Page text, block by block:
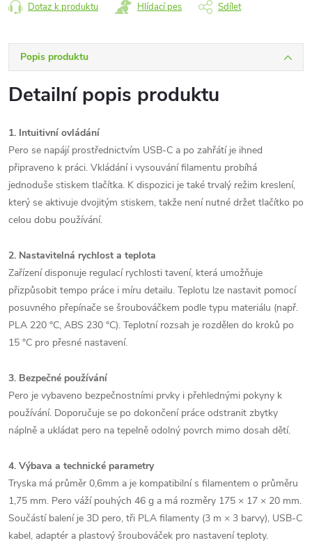
Dotaz k produktu Hlídací pes Sdílet
Popis produktu
Detailní popis produktu
1. Intuitivní ovládání
Pero se napájí prostřednictvím USB-C a po zahřátí je ihned
připraveno k práci. Vkládání i vysouvání filamentu probíhá
jednoduše stiskem tlačítka. K dispozici je také trvalý režim kreslení,
který se aktivuje dvojitým stiskem, takže není nutné držet tlačítko po
celou dobu používání.
2. Nastavitelná rychlost a teplota
Zařízení disponuje regulací rychlosti tavení, která umožňuje
přizpůsobit tempo práce i míru detailu. Teplotu lze nastavit pomocí
posuvného přepínače se šroubováčkem podle typu materiálu (např.
PLA 220 °C, ABS 230 °C). Teplotní rozsah je rozdělen do kroků po
15 °C pro přesné nastavení.
3. Bezpečné používání
Pero je vybaveno bezpečnostními prvky i přehlednými pokyny k
používání. Doporučuje se po dokončení práce odstranit zbytky
náplně a ukládat pero na tepelně odolný povrch mimo dosah dětí.
4. Výbava a technické parametry
Tryska má průměr 0,6mm a je kompatibilní s filamentem o průměru
1,75 mm. Pero váží pouhých 46 g a má rozměry 175 × 17 × 20 mm.
Součástí balení je 3D pero, tři PLA filamenty (3 m × 3 barvy), USB-C
kabel, adaptér a plastový šroubováček pro nastavení teploty.